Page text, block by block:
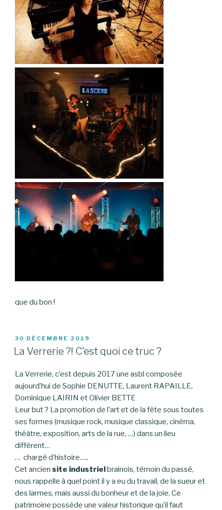
que du bon !
PUBLIÉ
LE
30 DÉCEMBRE 2019
La Verrerie ?! C’est quoi ce truc ?
La Verrerie, c’est depuis 2017 une asbl composée
aujourd’hui de Sophie DENUTTE, Laurent RAPAILLE,
Dominique LAIRIN et Olivier BETTE
Leur but ? La promotion de l’art et de la fête sous toutes
ses formes (musique rock, musique classique, cinéma,
théâtre, exposition, arts de la rue, …) dans un lieu
différent…
… chargé d’histoire…..
Cet ancien site industrielbrainois, témoin du passé,
nous rappelle à quel point il y a eu du travail, de la sueur et
des larmes, mais aussi du bonheur et de la joie. Ce
patrimoine possède une valeur historique qu’il faut